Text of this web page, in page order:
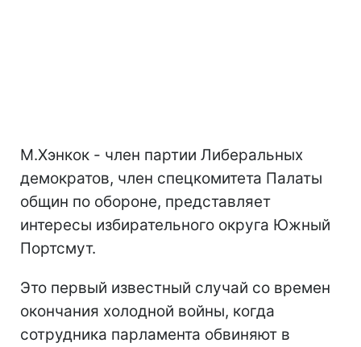
М.Хэнкок - член партии Либеральных
демократов, член спецкомитета Палаты
общин по обороне, представляет
интересы избирательного округа Южный
Портсмут.
Это первый известный случай со времен
окончания холодной войны, когда
сотрудника парламента обвиняют в